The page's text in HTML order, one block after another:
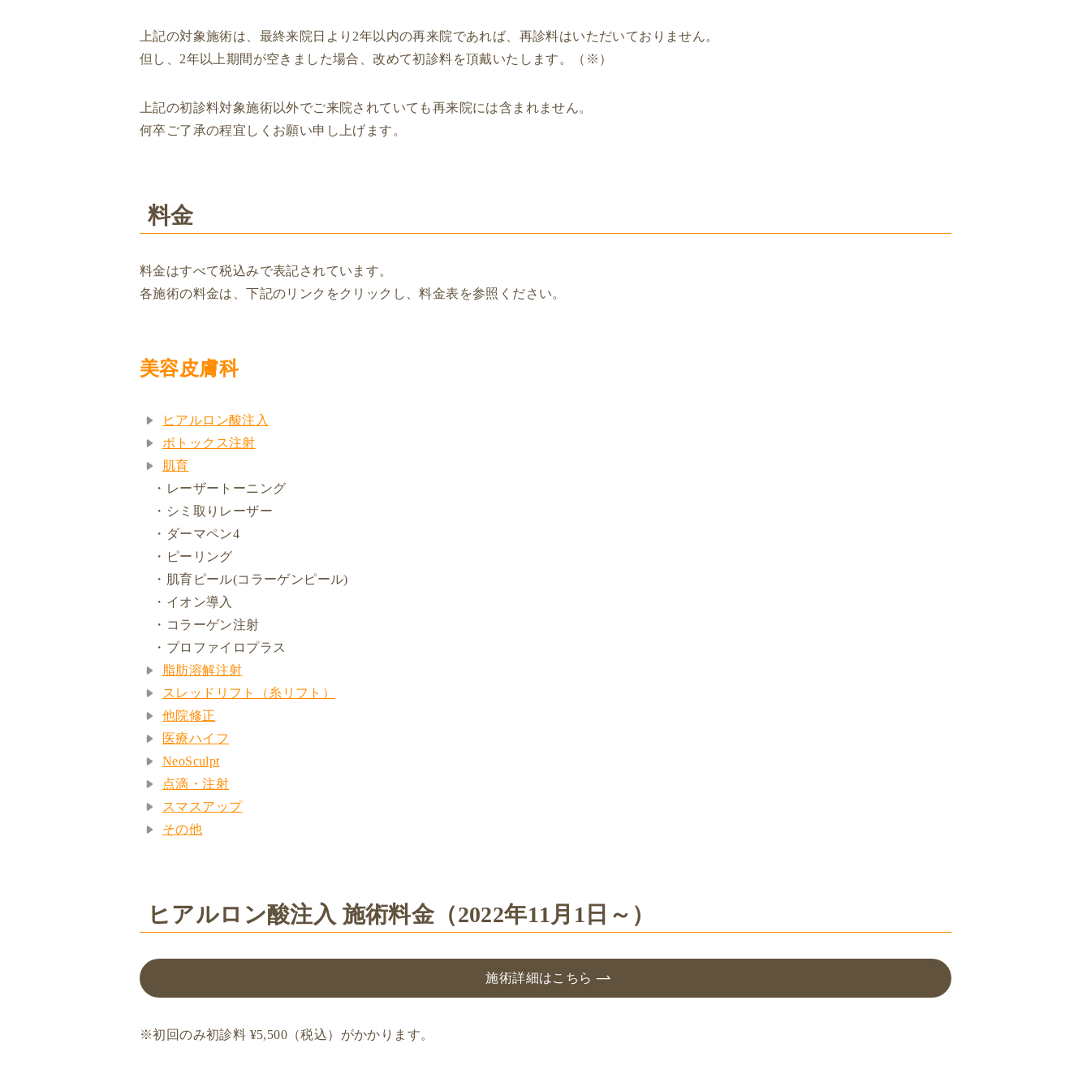
上記の対象施術は、最終来院日より2年以内の再来院であれば、再診料はいただいておりません。
但し、2年以上期間が空きました場合、改めて初診料を頂戴いたします。（※）
上記の初診料対象施術以外でご来院されていても再来院には含まれません。
何卒ご了承の程宜しくお願い申し上げます。
料金
料金はすべて税込みで表記されています。
各施術の料金は、下記のリンクをクリックし、料金表を参照ください。
美容皮膚科
ヒアルロン酸注入
ボトックス注射
肌育
・レーザートーニング
・シミ取りレーザー
・ダーマペン4
・ピーリング
・肌育ピール(コラーゲンピール)
・イオン導入
・コラーゲン注射
・プロファイロプラス
脂肪溶解注射
スレッドリフト（糸リフト）
他院修正
医療ハイフ
NeoSculpt
点滴・注射
スマスアップ
その他
ヒアルロン酸注入 施術料金（2022年11月1日～）
施術詳細はこちら
※初回のみ初診料 ¥5,500（税込）がかかります。